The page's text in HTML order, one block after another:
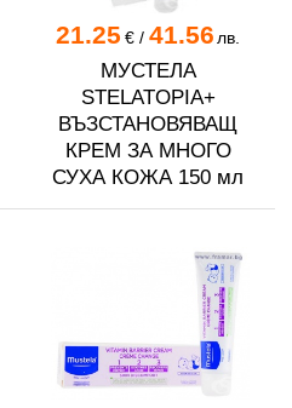
21.25 €/ 41.56 лв.
МУСТЕЛА
STELATOPIA+
ВЪЗСТАНОВЯВАЩ
КРЕМ ЗА МНОГО
СУХА КОЖА 150 мл